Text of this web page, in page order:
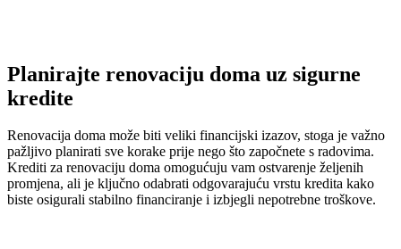
Planirajte renovaciju doma uz sigurne
kredite
Renovacija doma može biti veliki financijski izazov, stoga je važno
pažljivo planirati sve korake prije nego što započnete s radovima.
Krediti za renovaciju doma omogućuju vam ostvarenje željenih
promjena, ali je ključno odabrati odgovarajuću vrstu kredita kako
biste osigurali stabilno financiranje i izbjegli nepotrebne troškove.